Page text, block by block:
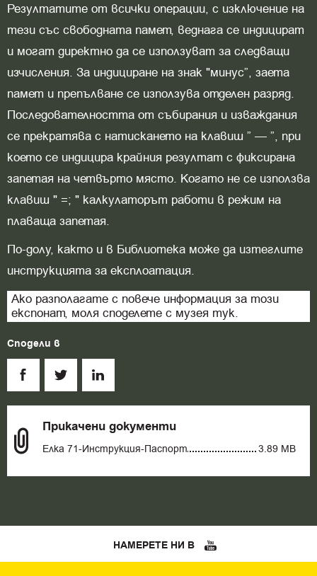
Резултатите от всички операции, с изключение на
тези със свободната памет, веднага се индицират
и могат директно да се използуват за следващи
изчисления. За индициране на знак "минус”, заета
памет и препълване се използува отделен разряд.
Последователността от събирания и изваждания
се прекратява с натискането на клавиш ” — ”, при
което се индицира крайния резултат с фиксирана
запетая на четвърто място. Когато не се използва
клавиш " =; " калкулаторът работи в режим на
плаваща запетая.
По-долу, както и в Библиотека може да изтеглите
инструкцията за експлоатация.
Ако разполагате с повече информация за този
експонат, моля споделете с музея тук.
Сподели в
Прикачени документи
Елка 71-Инструкция-Паспорт 3.89 MB
НАМЕРЕТЕ НИ В